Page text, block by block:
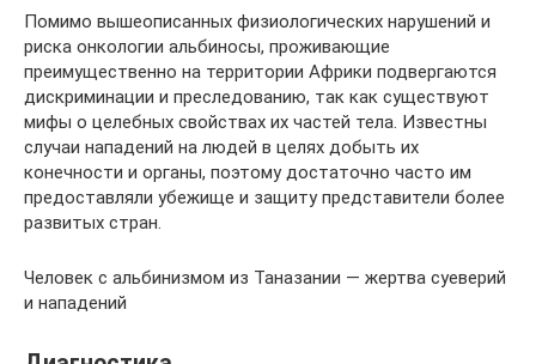
Помимо вышеописанных физиологических нарушений и
риска онкологии альбиносы, проживающие
преимущественно на территории Африки подвергаются
дискриминации и преследованию, так как существуют
мифы о целебных свойствах их частей тела. Известны
случаи нападений на людей в целях добыть их
конечности и органы, поэтому достаточно часто им
предоставляли убежище и защиту представители более
развитых стран.
Человек с альбинизмом из Таназании — жертва суеверий
и нападений